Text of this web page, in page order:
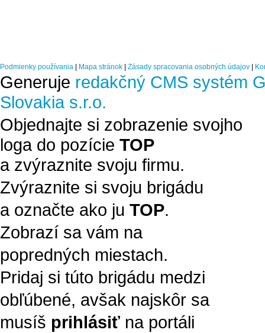
Podmienky používania Mapa stránok Zásady spracovania osobných údajov
Generuje redakčný CMS systém
Slovakia s.r.o.
Objednajte si zobrazenie svojho
loga do pozície TOP
a zvýraznite svoju firmu.
Zvýraznite si svoju brigádu
a označte ako ju TOP.
Zobrazí sa vám na
popredných miestach.
Pridaj si túto brigádu medzi
obľúbené, avšak najskôr sa
musíš prihlásiť na portáli